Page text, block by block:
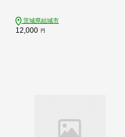
不可地域あり】(沖縄・離島)---yuki_y
uni_13_1p---
茨城県結城市
12,000 円